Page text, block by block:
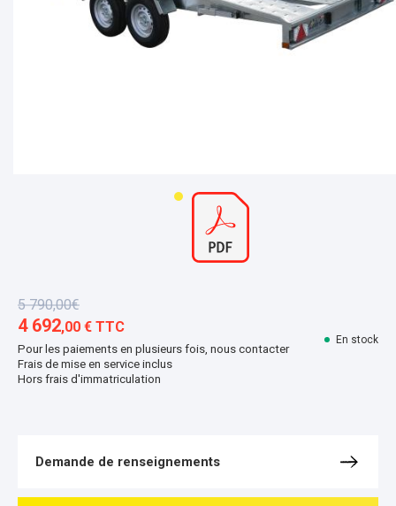
5 790,00€
4 692,00 € TTC
Pour les paiements en plusieurs fois, nous contacter
Frais de mise en service inclus
Hors frais d'immatriculation
En stock
Demande de renseignements